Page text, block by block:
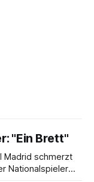
"Ein Brett"
Madrid schmerzt
Nationalspieler